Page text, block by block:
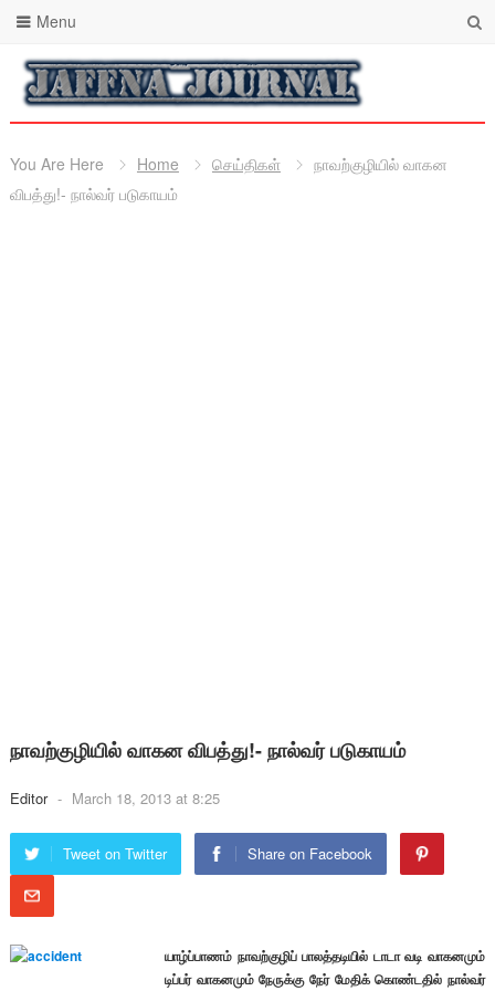
Menu
You Are Here Home செய்திகள்
நாவற்குழியில் வாகன
விபத்து!- நால்வர் படுகாயம்
நாவற்குழியில் வாகன விபத்து!- நால்வர் படுகாயம்
Editor - March 18, 2013 at 8:25
Tweet on Twitter Share on Facebook
யாழ்ப்பாணம் நாவற்குழிப் பாலத்தடியில் டாடா வடி வாகனமும்
டிப்பர் வாகனமும் நேருக்கு நேர் மேதிக் கொண்டதில் நால்வர்